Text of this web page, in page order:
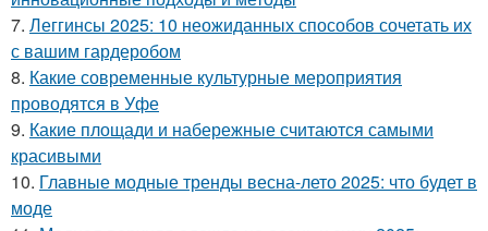
7. Леггинсы 2025: 10 неожиданных способов сочетать их
с вашим гардеробом
8. Какие современные культурные мероприятия
проводятся в Уфе
9. Какие площади и набережные считаются самыми
красивыми
10. Главные модные тренды весна-лето 2025: что будет в
моде